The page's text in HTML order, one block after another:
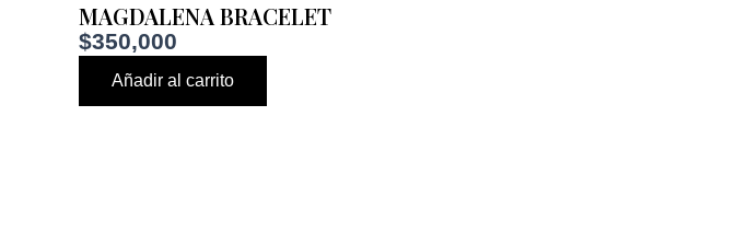
MAGDALENA BRACELET
$350,000
Añadir al carrito